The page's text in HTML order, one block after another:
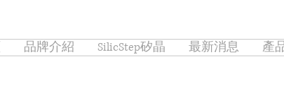
品牌介紹 SilicStep矽晶 最新消息 產